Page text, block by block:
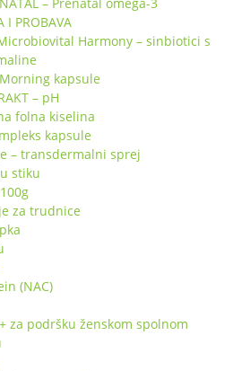
I PROBAVA
Harmony – sinbiotici s
kapsule
– pH
folna kiselina
kapsule
– transdermalni sprej
stiku
za trudnice
(NAC)
za podršku ženskom spolnom